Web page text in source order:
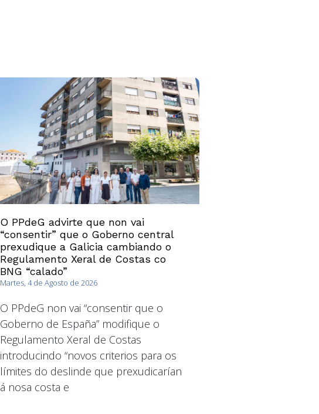
O PPdeG advirte que non vai
“consentir” que o Goberno central
prexudique a Galicia cambiando o
Regulamento Xeral de Costas co
BNG “calado”
Martes, 4 de Agosto de 2026
O PPdeG non vai “consentir que o
Goberno de España” modifique o
Regulamento Xeral de Costas
introducindo “novos criterios para os
límites do deslinde que prexudicarían
á nosa costa e